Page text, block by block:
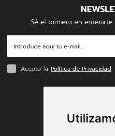
Sé el primero en enterarte
Acepto la Política de Privacidad